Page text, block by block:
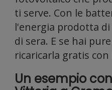
ti serve. Con le
l'energia prodotta
di sera. E se hai
ricaricarla gratis con
Un esempio